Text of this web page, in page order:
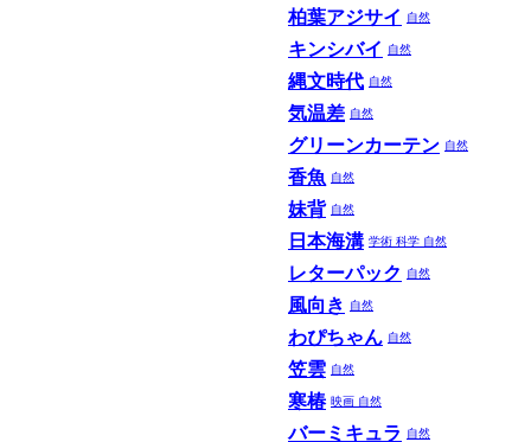
柏葉アジサイ 自然
キンシバイ 自然
縄文時代 自然
気温差 自然
グリーンカーテン 自然
香魚 自然
妹背 自然
日本海溝 学術 科学 自然
レターパック 自然
風向き 自然
わぴちゃん 自然
笠雲 自然
寒椿 映画 自然
バーミキュラ 自然